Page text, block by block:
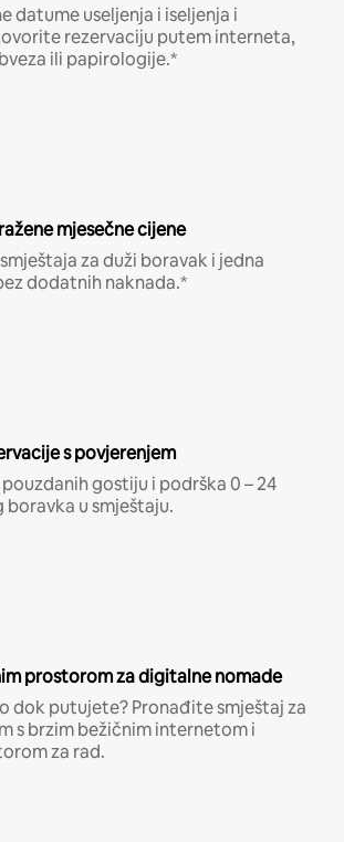
datume useljenja i iseljenja i
rezervaciju putem interneta,
ili papirologije.*
mjesečne cijene
za duži boravak i jedna
dodatnih naknada.*
s povjerenjem
gostiju i podrška 0 – 24
u smještaju.
prostorom za digitalne nomade
dok putujete? Pronađite smještaj za
s brzim bežičnim internetom i
za rad.